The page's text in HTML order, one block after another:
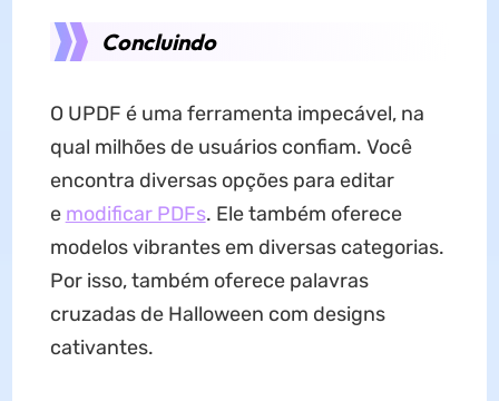
Concluindo
O UPDF é uma ferramenta impecável, na
qual milhões de usuários confiam. Você
encontra diversas opções para editar
e modificar PDFs. Ele também oferece
modelos vibrantes em diversas categorias.
Por isso, também oferece palavras
cruzadas de Halloween com designs
cativantes.